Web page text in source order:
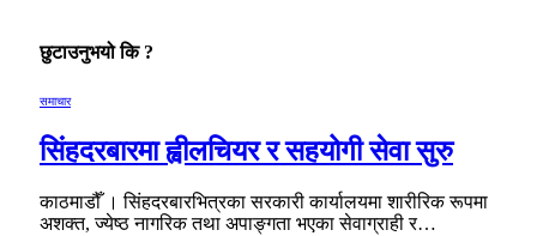
छुटाउनुभयो कि ?
समाचार
सिंहदरबारमा ह्वीलचियर र सहयोगी सेवा सुरु
काठमाडौँ । सिंहदरबारभित्रका सरकारी कार्यालयमा शारीरिक रूपमा
अशक्त, ज्येष्ठ नागरिक तथा अपाङ्गता भएका सेवाग्राही र…